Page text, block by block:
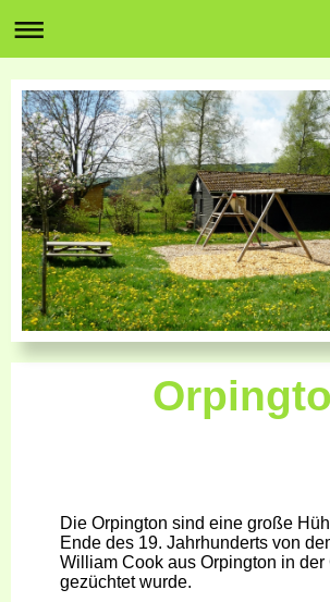
Die Orpington sind eine große
Ende des 19. Jahrhunderts von
William Cook aus Orpington in der
gezüchtet wurde.